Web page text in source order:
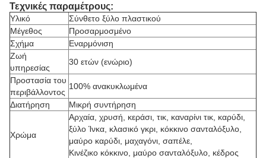
Τεχνικές παραμέτρους:
Υλικό
Σύνθετο ξύλο πλαστικού
Μέγεθος
Προσαρμοσμένο
Σχήμα
Εναρμόνιση
Ζωή
υπηρεσίας
30 ετών (ενώριο)
Προστασία του
περιβάλλοντος
100% ανακυκλωμένα
Διατήρηση
Μικρή συντήρηση
Χρώμα
Αρχαία, χρυσή, κεράσι, τικ, καναρίνι τικ, καρύδι,
ξύλο Ίνκα, κλασικό γκρι, κόκκινο σανταλόξυλο,
μαύρο καρύδι, μαχαγόνι, σαπέλε,
Κινέζικο κόκκινο, μαύρο σανταλόξυλο, κέδρος